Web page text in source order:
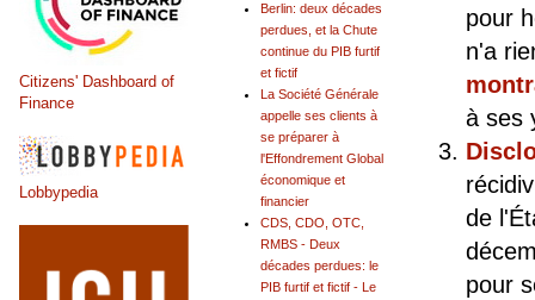
pour
n'a
à ses
de
pour
Berlin: deux décades
perdues, et la Chute
continue du PIB furtif
et fictif
La Société Générale
appelle ses clients à
se préparer à
l'Effondrement Global
économique et
financier
CDS, CDO, OTC,
RMBS - Deux
décades perdues: le
PIB furtif et fictif - Le
Citizens' Dashboard of
Finance
Lobbypedia